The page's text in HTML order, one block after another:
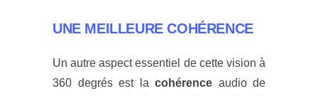
UNE MEILLEURE COHÉRENCE
Un autre aspect essentiel de cette vision à
360 degrés est la cohérence audio de